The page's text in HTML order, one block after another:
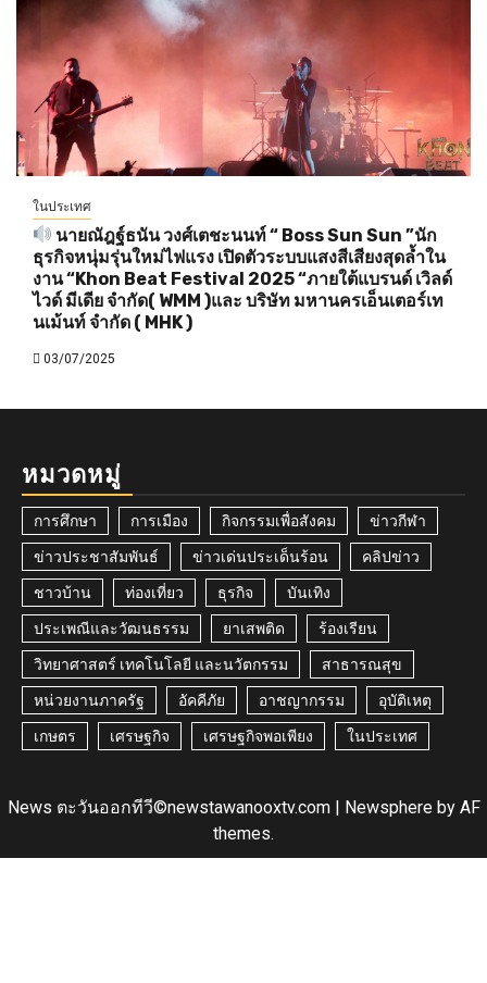
ในประเทศ
นายณัฎฐ์ธนัน วงศ์เตชะนนท์ “ Boss Sun Sun ”นัก
ธุรกิจหนุ่มรุ่นใหม่ไฟแรง เปิดตัวระบบแสงสีเสียงสุดล้ำใน
งาน “Khon Beat Festival 2025 “ภายใต้แบรนด์ เวิลด์
ไวด์ มีเดีย จำกัด( WMM )และ บริษัท มหานครเอ็นเตอร์เท
นเม้นท์ จำกัด ( MHK )
03/07/2025
หมวดหมู่
การศึกษา การเมือง กิจกรรมเพื่อสังคม ข่าวกีฬา
ข่าวประชาสัมพันธ์ ข่าวเด่นประเด็นร้อน คลิปข่าว
ชาวบ้าน ท่องเที่ยว ธุรกิจ บันเทิง
ประเพณีและวัฒนธรรม ยาเสพติด ร้องเรียน
วิทยาศาสตร์ เทคโนโลยี และนวัตกรรม สาธารณสุข
หน่วยงานภาครัฐ อัคคีภัย อาชญากรรม อุบัติเหตุ
เกษตร เศรษฐกิจ เศรษฐกิจพอเพียง ในประเทศ
News ตะวันออกทีวี©newstawanooxtv.com | Newsphereby AF
themes.